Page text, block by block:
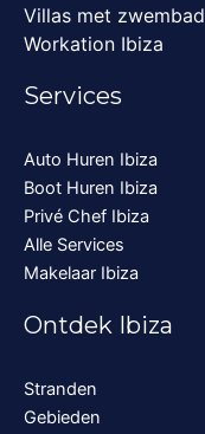
Villas met zwembad
Workation Ibiza
Services
Auto Huren Ibiza
Boot Huren Ibiza
Privé Chef Ibiza
Alle Services
Makelaar Ibiza
Ontdek Ibiza
Stranden
Gebieden